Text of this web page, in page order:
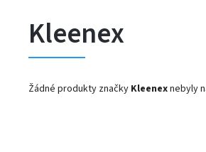
Kleenex
Žádné produkty značky Kleenexnebyly